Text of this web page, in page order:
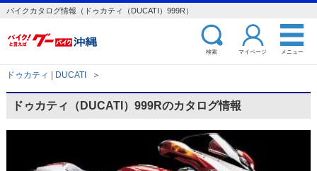
バイクカタログ情報（ドゥカティ（DUCATI）999R）
検索 マイページ メニュー
ドゥカティ | DUCATI ＞
ドゥカティ（DUCATI）999Rのカタログ情報